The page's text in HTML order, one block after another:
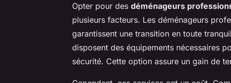
Opter pour des déménageurs
plusieurs facteurs. Les déménageurs
garantissent une transition en toute
disposent des équipements nécessaires
sécurité. Cette option assure un gain de